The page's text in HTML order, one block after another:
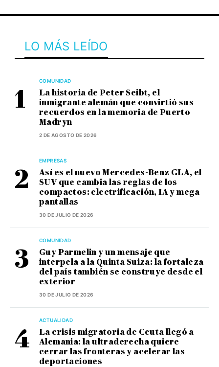
LO MÁS LEÍDO
COMUNIDAD
La historia de Peter Seibt, el
inmigrante alemán que convirtió sus
recuerdos en la memoria de Puerto
Madryn
2 DE AGOSTO DE 2026
EMPRESAS
Así es el nuevo Mercedes-Benz GLA, el
SUV que cambia las reglas de los
compactos: electrificación, IA y mega
pantallas
30 DE JULIO DE 2026
COMUNIDAD
Guy Parmelin y un mensaje que
interpela a la Quinta Suiza: la fortaleza
del país también se construye desde el
exterior
30 DE JULIO DE 2026
ACTUALIDAD
La crisis migratoria de Ceuta llegó a
Alemania: la ultraderecha quiere
cerrar las fronteras y acelerar las
deportaciones